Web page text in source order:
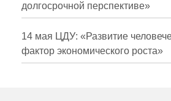
Издания
Проблемы
О журнале
долгосрочной перспективе»
14 мая ЦДУ: «Развитие
фактор экономического роста»